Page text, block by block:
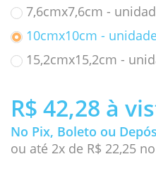
7,6cmx7,6cm -
10cmx10cm -
15,2cmx15,2cm -
R$ 42,28 à
No Pix, Boleto ou
ou até 2x de R$ 22,25